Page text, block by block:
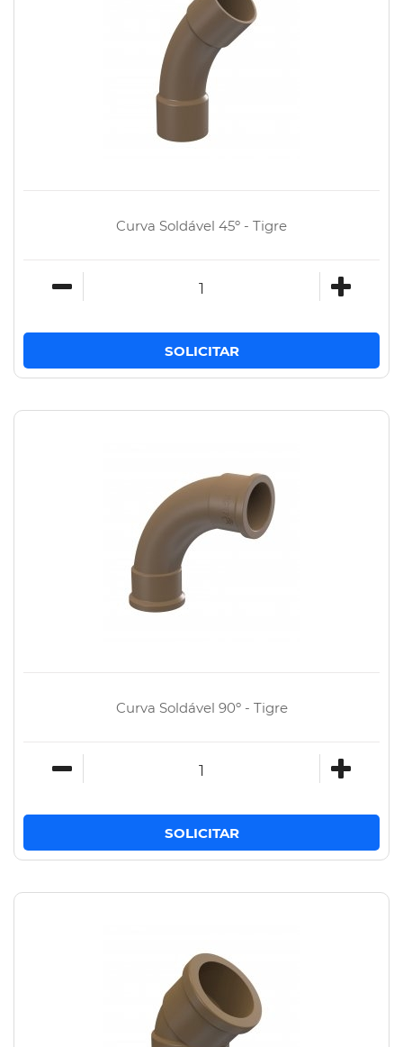
Curva Soldável 45º - Tigre
Curva Soldável 90º - Tigre